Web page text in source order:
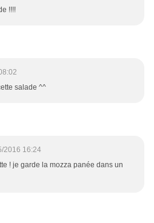
!!!!
salade ^^
2016 16:24
! je garde la mozza panée dans un